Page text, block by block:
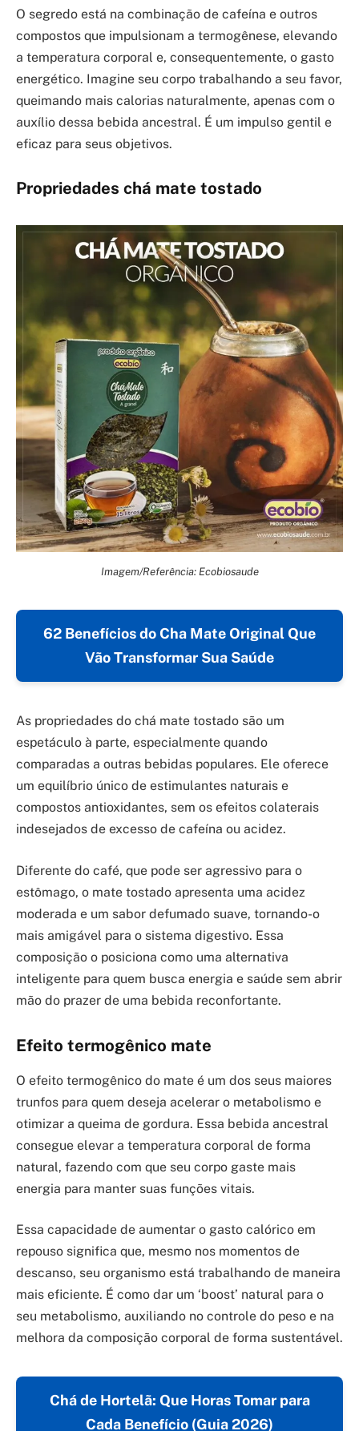
O segredo está na combinação de cafeína e outros
compostos que impulsionam a termogênese, elevando
a temperatura corporal e, consequentemente, o gasto
energético. Imagine seu corpo trabalhando a seu favor,
queimando mais calorias naturalmente, apenas com o
auxílio dessa bebida ancestral. É um impulso gentil e
eficaz para seus objetivos.
Propriedades chá mate tostado
Imagem/Referência: Ecobiosaude
62 Benefícios do Cha Mate Original Que
Vão Transformar Sua Saúde
As propriedades do chá mate tostado são um
espetáculo à parte, especialmente quando
comparadas a outras bebidas populares. Ele oferece
um equilíbrio único de estimulantes naturais e
compostos antioxidantes, sem os efeitos colaterais
indesejados de excesso de cafeína ou acidez.
Diferente do café, que pode ser agressivo para o
estômago, o mate tostado apresenta uma acidez
moderada e um sabor defumado suave, tornando-o
mais amigável para o sistema digestivo. Essa
composição o posiciona como uma alternativa
inteligente para quem busca energia e saúde sem abrir
mão do prazer de uma bebida reconfortante.
Efeito termogênico mate
O efeito termogênico do mate é um dos seus maiores
trunfos para quem deseja acelerar o metabolismo e
otimizar a queima de gordura. Essa bebida ancestral
consegue elevar a temperatura corporal de forma
natural, fazendo com que seu corpo gaste mais
energia para manter suas funções vitais.
Essa capacidade de aumentar o gasto calórico em
repouso significa que, mesmo nos momentos de
descanso, seu organismo está trabalhando de maneira
mais eficiente. É como dar um ‘boost’ natural para o
seu metabolismo, auxiliando no controle do peso e na
melhora da composição corporal de forma sustentável.
Chá de Hortelã: Que Horas Tomar para
Cada Benefício (Guia 2026)